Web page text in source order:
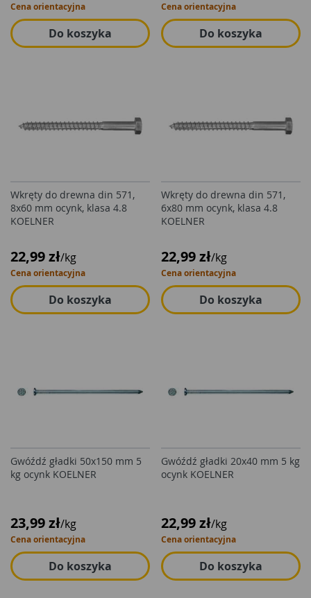
Cena orientacyjna
Do koszyka
Cena orientacyjna
Do koszyka
Wkręty do drewna din 571,
8x60 mm ocynk, klasa 4.8
KOELNER
22,99 zł/kg
Cena orientacyjna
Do koszyka
Wkręty do drewna din 571,
6x80 mm ocynk, klasa 4.8
KOELNER
22,99 zł/kg
Cena orientacyjna
Do koszyka
Gwóźdź gładki 50x150 mm 5
kg ocynk KOELNER
23,99 zł/kg
Cena orientacyjna
Do koszyka
Gwóźdź gładki 20x40 mm 5 kg
ocynk KOELNER
22,99 zł/kg
Cena orientacyjna
Do koszyka